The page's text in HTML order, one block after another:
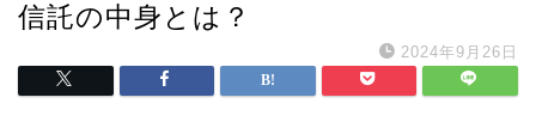
信託の中身とは？
2024年9月26日